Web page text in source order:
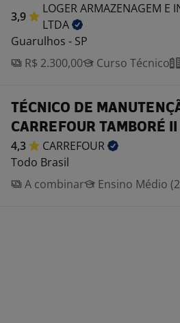
3,9
LOGER ARMAZENAGEM E
LTDA
Guarulhos - SP
R$ 2.300,00
Curso Técnico
TÉCNICO DE
CARREFOUR TAMBORÉ II
4,3
CARREFOUR
Todo Brasil
A combinar
Ensino Médio